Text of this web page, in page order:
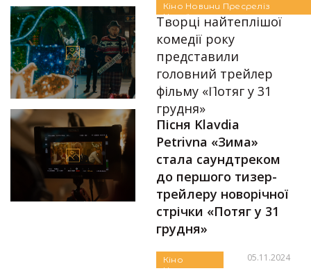
Кіно Новини Пресреліз
Українське
Творці найтеплішої
комедії року
представили
головний трейлер
фільму «Потяг у 31
грудня»
Автор: Аліна Бондарєва
Кіно
Новини
Пісня Klavdia
Petrivna «Зима»
стала саундтреком
до першого тизер-
трейлеру новорічної
стрічки «Потяг у 31
грудня»
05.11.2024